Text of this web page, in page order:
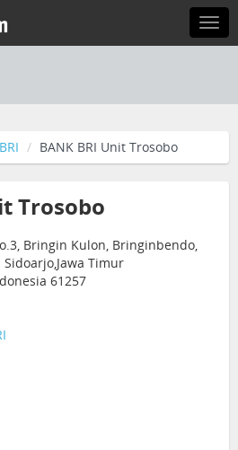
BANK BRI Unit Trosobo
Trosobo
Bringin Kulon, Bringinbendo,
Timur
61257